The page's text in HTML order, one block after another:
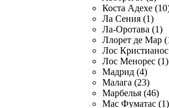
Коста Адехе
Ла Сения (1)
Ла-Оротава (1)
Ллорет де Мар
Лос
Лос Менорес (1)
Мадрид (4)
Малага (23)
Марбелья (46)
Мас Фуматас (1)